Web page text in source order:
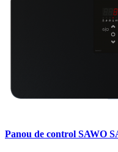
Panou de control SAWO